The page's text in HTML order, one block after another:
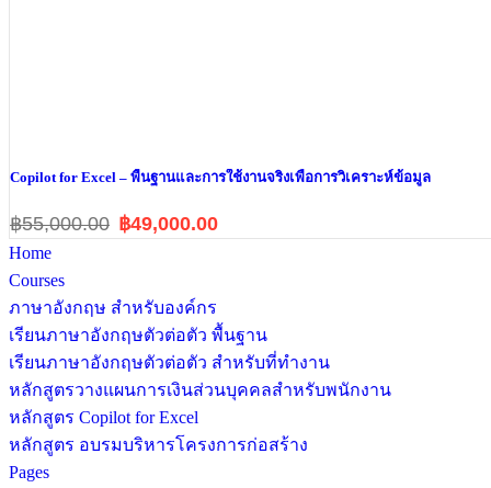
Copilot for Excel – พื้นฐานและการใช้งานจริงเพื่อการวิเคราะห์ข้อมูล
฿55,000.00 ฿49,000.00
Home
Courses
ภาษาอังกฤษ สำหรับองค์กร
เรียนภาษาอังกฤษตัวต่อตัว พื้นฐาน
เรียนภาษาอังกฤษตัวต่อตัว สำหรับที่ทำงาน
หลักสูตรวางแผนการเงินส่วนบุคคลสำหรับพนักงาน
หลักสูตร Copilot for Excel
หลักสูตร อบรมบริหารโครงการก่อสร้าง
Pages